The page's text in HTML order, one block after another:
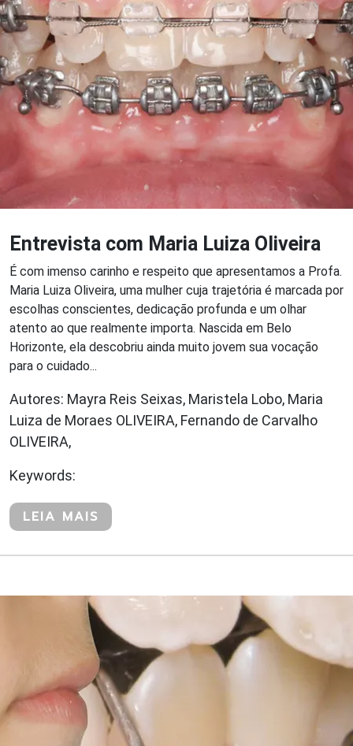
Entrevista com Maria Luiza Oliveira
É com imenso carinho e respeito que apresentamos a Profa.
Maria Luiza Oliveira, uma mulher cuja trajetória é marcada por
escolhas conscientes, dedicação profunda e um olhar
atento ao que realmente importa. Nascida em Belo
Horizonte, ela descobriu ainda muito jovem sua vocação
para o cuidado...
Autores: Mayra Reis Seixas, Maristela Lobo, Maria
Luiza de Moraes OLIVEIRA, Fernando de Carvalho
OLIVEIRA,
Keywords:
LEIA MAIS